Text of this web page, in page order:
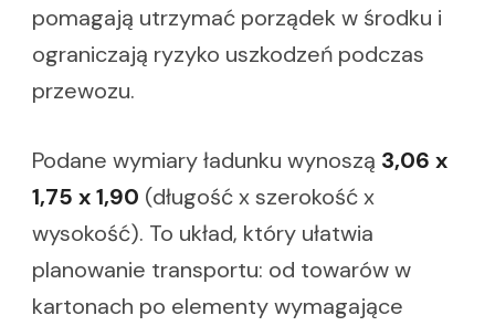
pomagają utrzymać porządek w środku i
ograniczają ryzyko uszkodzeń podczas
przewozu.
Podane wymiary ładunku wynoszą 3,06 x
1,75 x 1,90 (długość x szerokość x
wysokość). To układ, który ułatwia
planowanie transportu: od towarów w
kartonach po elementy wymagające